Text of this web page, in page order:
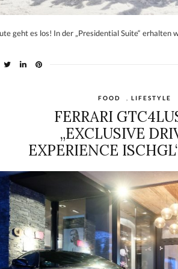
geht es los! In der „Presidential Suite“ erhalten
FOOD LIFESTYLE
FERRARI
„EXCLUSIVE
EXPERIENCE